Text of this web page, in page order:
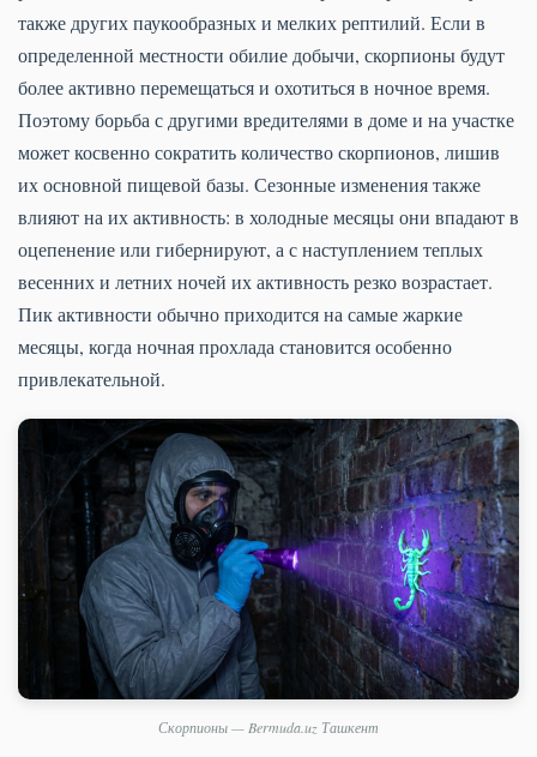
также других паукообразных и мелких рептилий. Если в
определенной местности обилие добычи, скорпионы будут
более активно перемещаться и охотиться в ночное время.
Поэтому борьба с другими вредителями в доме и на участке
может косвенно сократить количество скорпионов, лишив
их основной пищевой базы. Сезонные изменения также
влияют на их активность: в холодные месяцы они впадают в
оцепенение или гибернируют, а с наступлением теплых
весенних и летних ночей их активность резко возрастает.
Пик активности обычно приходится на самые жаркие
месяцы, когда ночная прохлада становится особенно
привлекательной.
Скорпионы — Bermuda.uz Ташкент